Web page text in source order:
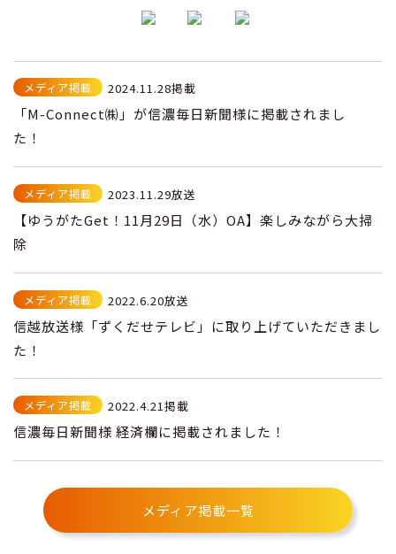
メディア掲載 2024.11.28掲載
「M-Connect㈱」が信濃毎日新聞様に掲載されまし
た！
メディア掲載 2023.11.29放送
【ゆうがたGet！11月29日（水）OA】楽しみながら大掃
除
メディア掲載 2022.6.20放送
信越放送様「ずくだせテレビ」に取り上げていただきまし
た！
メディア掲載 2022.4.21掲載
信濃毎日新聞様 経済欄に掲載されました！
メディア掲載一覧